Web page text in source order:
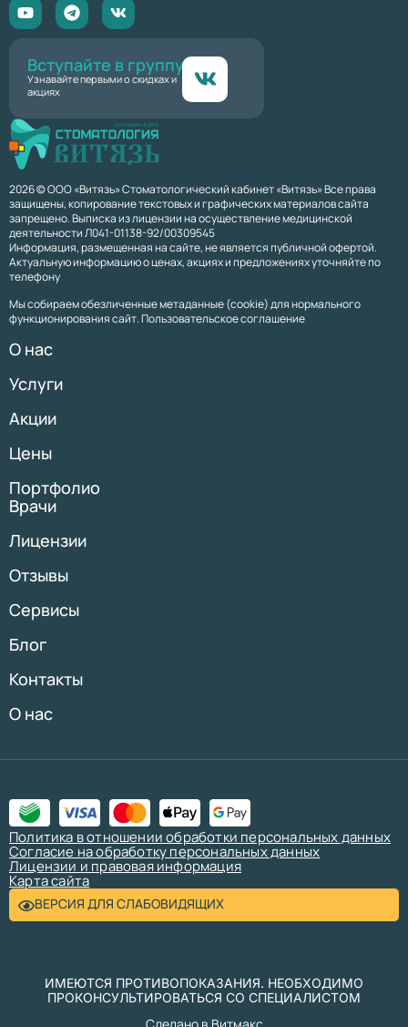
2026 © ООО «Витязь» Стоматологический кабинет «Витязь» Все права
защищены, копирование текстовых и графических материалов сайта
запрещено. Выписка из лицензии на осуществление медицинской
деятельности Л041-01138-92/00309545
Информация, размещенная на сайте, не является публичной офертой.
Актуальную информацию о ценах, акциях и предложениях уточняйте по
телефону
Мы собираем обезличенные метаданные (cookie) для нормального
функционирования сайт. Пользовательское соглашение
О нас
Услуги
Акции
Цены
Портфолио
Врачи
Лицензии
Отзывы
Сервисы
Блог
Контакты
О нас
Вступайте в группу
Узнавайте первыми о скидках и
акциях
ВЕРСИЯ ДЛЯ СЛАБОВИДЯЩИХ
Политика в отношении обработки персональных данных
Согласие на обработку персональных данных
Лицензии и правовая информация
Карта сайта
ИМЕЮТСЯ ПРОТИВОПОКАЗАНИЯ. НЕОБХОДИМО
ПРОКОНСУЛЬТИРОВАТЬСЯ СО СПЕЦИАЛИСТОМ